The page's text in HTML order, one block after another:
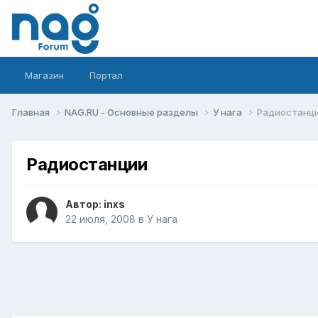
Магазин Портал
Главная NAG.RU - Основные разделы У нага
Радиостанции
Автор: inxs
22 июля, 2008 в У нага